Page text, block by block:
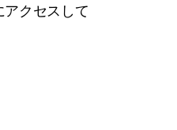
クセスして